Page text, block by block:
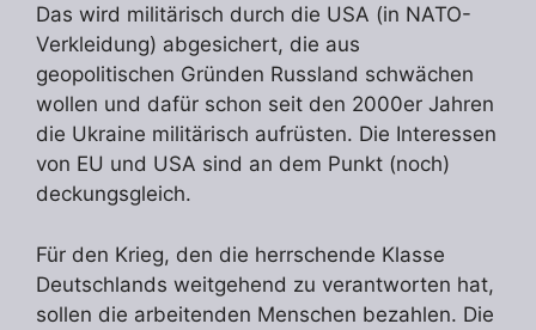
Das wird militärisch durch die USA (in NATO-
Verkleidung) abgesichert, die aus
geopolitischen Gründen Russland schwächen
wollen und dafür schon seit den 2000er Jahren
die Ukraine militärisch aufrüsten. Die Interessen
von EU und USA sind an dem Punkt (noch)
deckungsgleich.
Für den Krieg, den die herrschende Klasse
Deutschlands weitgehend zu verantworten hat,
sollen die arbeitenden Menschen bezahlen. Die